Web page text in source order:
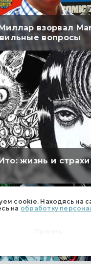
cookie. Находясь на
на обработку
взорвал
вопросы
жизнь и